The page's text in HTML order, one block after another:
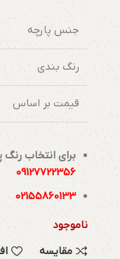
جنس پارچه
رنگ بندی
قیمت بر اساس
برای انتخاب رنگ
09127722356
02155860133
ناموجود
مقایسه